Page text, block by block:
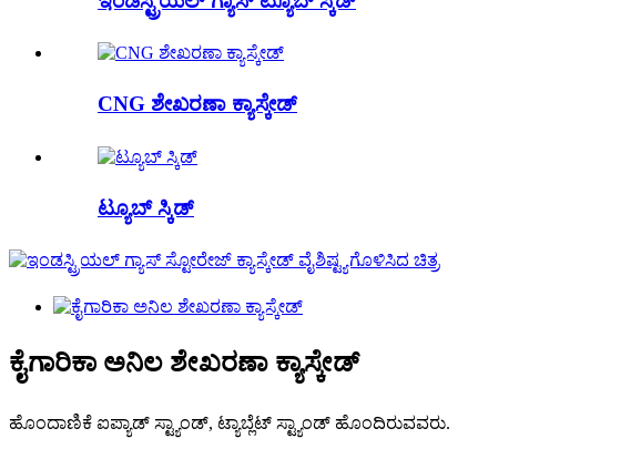
CNG ಶೇಖರಣಾ ಕ್ಯಾಸ್ಕೇಡ್
ಟ್ಯೂಬ್ ಸ್ಕಿಡ್
ಕೈಗಾರಿಕಾ ಅನಿಲ ಶೇಖರಣಾ ಕ್ಯಾಸ್ಕೇಡ್
ಹೊಂದಾಣಿಕೆ ಐಪ್ಯಾಡ್ ಸ್ಟ್ಯಾಂಡ್, ಟ್ಯಾಬ್ಲೆಟ್ ಸ್ಟ್ಯಾಂಡ್ ಹೊಂದಿರುವವರು.